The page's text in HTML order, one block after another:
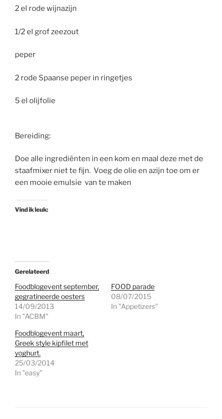
2 el rode wijnazijn
1/2 el grof zeezout
peper
2 rode Spaanse peper in ringetjes
5 el olijfolie
Bereiding:
Doe alle ingrediënten in een kom en maal deze met de
staafmixer niet te fijn. Voeg de olie en azijn toe om er
een mooie emulsie van te maken
Vind ik leuk:
Gerelateerd
Foodblogevent september,
gegratineerde oesters
14/09/2013
In "ACBM"
FOOD parade
08/07/2015
In "Appetizers"
Foodblogevent maart,
Greek style kipfilet met
yoghurt.
25/03/2014
In "easy"